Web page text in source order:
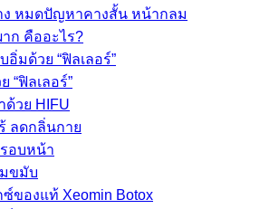
ง หมดปัญหาคางสั้น หน้ากลม
ก คืออะไร?
มด้วย “ฟิลเลอร์”
“ฟิลเลอร์”
วย HIFU
ลดกลิ่นกาย
อบหน้า
ขมับ
ของแท้ Xeomin Botox